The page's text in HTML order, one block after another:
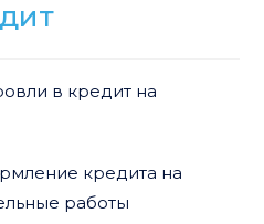
в кредит на
кредита на
работы